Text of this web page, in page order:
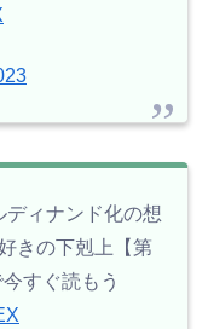
ディナンド化の想
きの下剋上【第
すぐ読もう